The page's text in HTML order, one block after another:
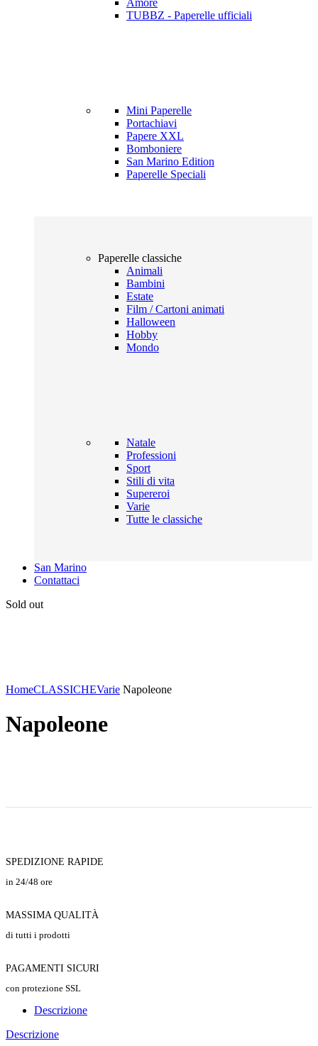
Amore
TUBBZ - Paperelle ufficiali
Mini Paperelle
Portachiavi
Papere XXL
Bomboniere
San Marino Edition
Paperelle Speciali
Paperelle classiche
Animali
Bambini
Estate
Film / Cartoni animati
Halloween
Hobby
Mondo
Natale
Professioni
Sport
Stili di vita
Supereroi
Varie
Tutte le classiche
San Marino
Contattaci
Sold out
HomeCLASSICHEVarie Napoleone
Napoleone
SPEDIZIONE RAPIDE
in 24/48 ore
MASSIMA QUALITÀ
di tutti i prodotti
PAGAMENTI SICURI
con protezione SSL
Descrizione
Descrizione